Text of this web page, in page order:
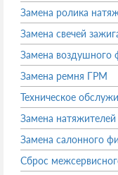
Замена ролика
Замена свечей
Замена воздушного
Замена ремня ГРМ
Техническое
Замена
Замена салонного
Сброс